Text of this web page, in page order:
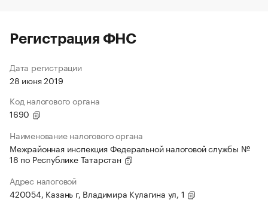
Регистрация ФНС
Дата регистрации
28 июня 2019
Код налогового органа
1690
Наименование налогового органа
Межрайонная инспекция Федеральной налоговой службы №
18 по Республике Татарстан
Адрес налоговой
420054, Казань г, Владимира Кулагина ул, 1